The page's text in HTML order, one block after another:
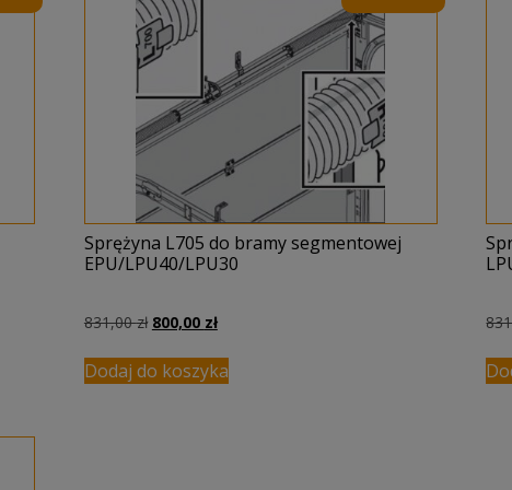
Sprężyna L705 do bramy segmentowej
EPU/LPU40/LPU30
831,00zł Pierwotna
wynosiła:
831,00 zł.
800,00 złAktualna
wynosi:
800,00 zł.
Dodaj do koszyka